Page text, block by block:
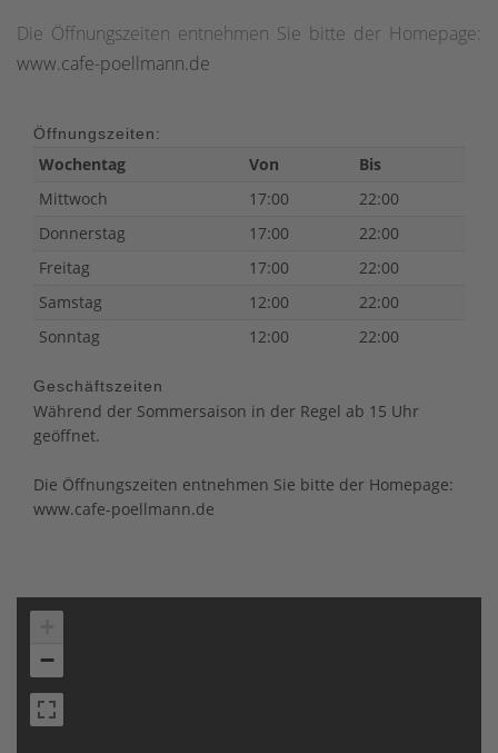
Die Öffnungszeiten entnehmen Sie bitte der Homepage:
www.cafe-poellmann.de
Öffnungszeiten:
Wochentag Von
Bis
Mittwoch
17:00
22:00
Donnerstag
17:00
22:00
Freitag
17:00
22:00
Samstag
12:00
22:00
Sonntag
12:00 22:00
Geschäftszeiten
Während der Sommersaison in der Regel ab 15 Uhr
geöffnet.
Die Öffnungszeiten entnehmen Sie bitte der Homepage:
www.cafe-poellmann.de
−